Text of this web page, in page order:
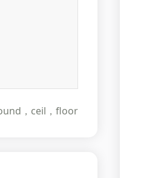
，ceil，floor